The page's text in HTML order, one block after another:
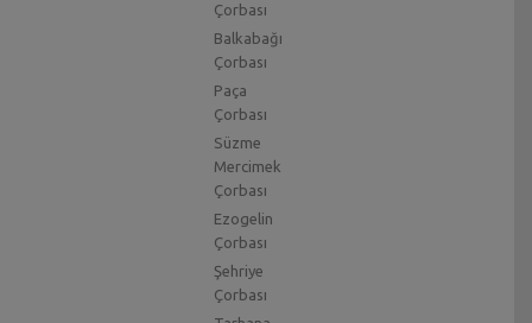
Çorbası
Balkabağı
Çorbası
Paça
Çorbası
Süzme
Mercimek
Çorbası
Ezogelin
Çorbası
Şehriye
Çorbası